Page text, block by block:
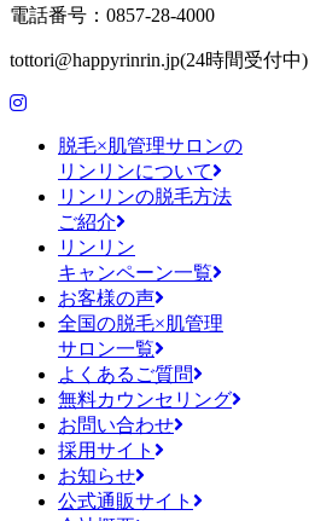
電話番号：0857-28-4000
tottori@happyrinrin.jp(24時間受付中)
脱毛×肌管理サロンの
リンリンについて
リンリンの脱毛方法
ご紹介
リンリン
キャンペーン一覧
お客様の声
全国の脱毛×肌管理
サロン一覧
よくあるご質問
無料カウンセリング
お問い合わせ
採用サイト
お知らせ
公式通販サイト